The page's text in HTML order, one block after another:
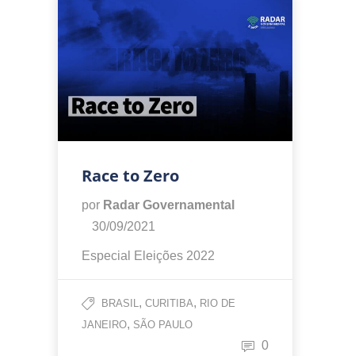
Race to Zero
por Radar Governamental
30/09/2021
Especial Eleições 2022
BRASIL, CURITIBA, RIO DE
JANEIRO, SÃO PAULO
0